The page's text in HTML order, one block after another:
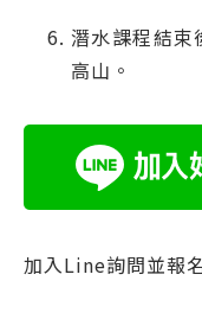
潛水課程結束
高山。
加入Line詢問並報